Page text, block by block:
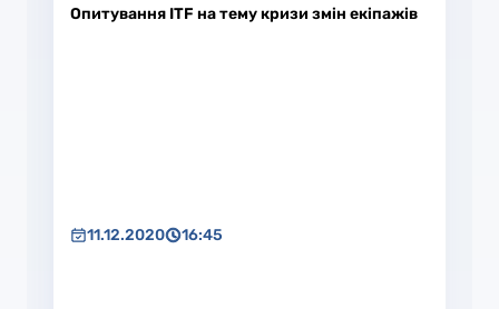
Опитування ITF на тему кризи змін екіпажів
11.12.2020 16:45